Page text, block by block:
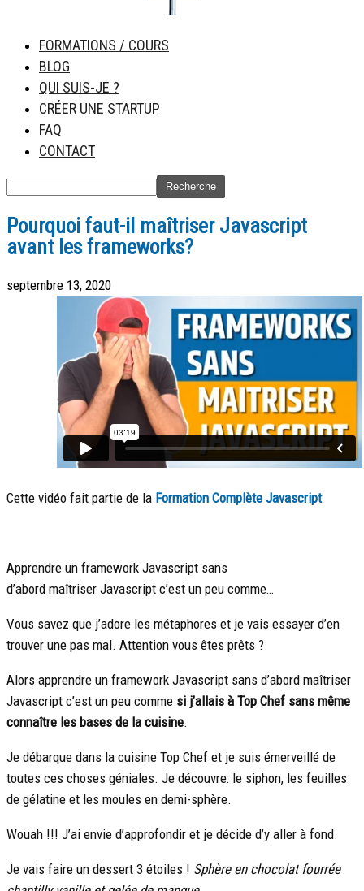
FORMATIONS / COURS
BLOG
QUI SUIS-JE ?
CRÉER UNE STARTUP
FAQ
CONTACT
Pourquoi faut-il maîtriser Javascript
avant les frameworks?
septembre 13, 2020
Cette vidéo fait partie de la Formation Complète Javascript
Apprendre un framework Javascript sans
d’abord maîtriser Javascript c’est un peu comme…
Vous savez que j’adore les métaphores et je vais essayer d’en
trouver une pas mal. Attention vous êtes prêts ?
Alors apprendre un framework Javascript sans d’abord maîtriser
Javascript c’est un peu comme si j’allais à Top Chef sans même
connaître les bases de la cuisine.
Je débarque dans la cuisine Top Chef et je suis émerveillé de
toutes ces choses géniales. Je découvre: le siphon, les feuilles
de gélatine et les moules en demi-sphère.
Wouah !!! J’ai envie d’approfondir et je décide d’y aller à fond.
Je vais faire un dessert 3 étoiles ! Sphère en chocolat fourrée